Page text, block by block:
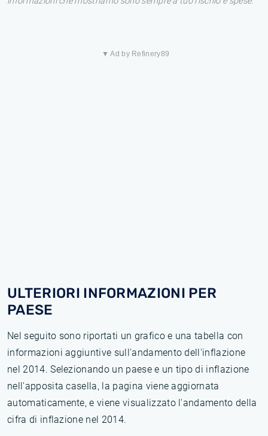
▼ Ad by Refinery89
ULTERIORI INFORMAZIONI PER
PAESE
Nel seguito sono riportati un grafico e una tabella con
informazioni aggiuntive sull'andamento dell'inflazione
nel 2014. Selezionando un paese e un tipo di inflazione
nell'apposita casella, la pagina viene aggiornata
automaticamente, e viene visualizzato l'andamento della
cifra di inflazione nel 2014.